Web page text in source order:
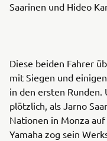
Saarinen und Hideo
Diese beiden Fahrer
mit Siegen und
in den ersten Runden.
plötzlich, als Jarno
Nationen in Monza
Yamaha zog sein